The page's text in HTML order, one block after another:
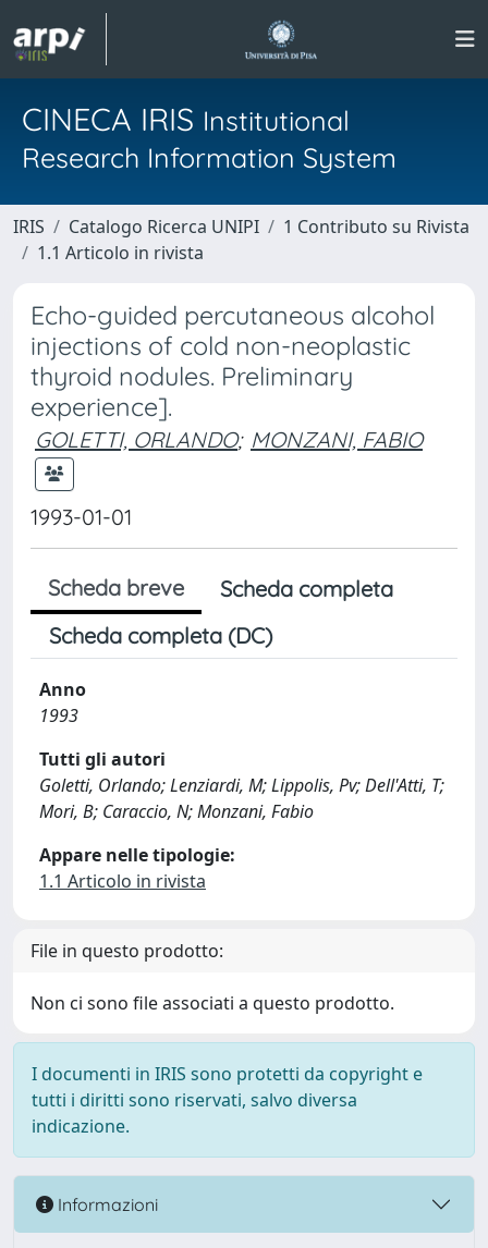
CINECA IRIS Institutional
Research Information System
IRIS Catalogo Ricerca UNIPI
1 Contributo su Rivista
1.1 Articolo in rivista
Echo-guided percutaneous alcohol
injections of cold non-neoplastic
thyroid nodules. Preliminary
experience].
GOLETTI, ORLANDO; MONZANI, FABIO
1993-01-01
Scheda breve
Scheda completa
Scheda completa (DC)
Anno
1993
Tutti gli autori
Goletti, Orlando; Lenziardi, M; Lippolis, Pv; Dell'Atti, T;
Mori, B; Caraccio, N; Monzani, Fabio
Appare nelle tipologie:
1.1 Articolo in rivista
File in questo prodotto:
Non ci sono file associati a questo prodotto.
I documenti in IRIS sono protetti da copyright e
tutti i diritti sono riservati, salvo diversa
indicazione.
Informazioni